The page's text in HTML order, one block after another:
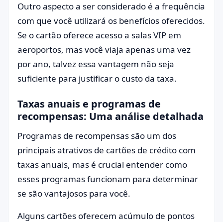
Outro aspecto a ser considerado é a frequência
com que você utilizará os benefícios oferecidos.
Se o cartão oferece acesso a salas VIP em
aeroportos, mas você viaja apenas uma vez
por ano, talvez essa vantagem não seja
suficiente para justificar o custo da taxa.
Taxas anuais e programas de
recompensas: Uma análise detalhada
Programas de recompensas são um dos
principais atrativos de cartões de crédito com
taxas anuais, mas é crucial entender como
esses programas funcionam para determinar
se são vantajosos para você.
Alguns cartões oferecem acúmulo de pontos